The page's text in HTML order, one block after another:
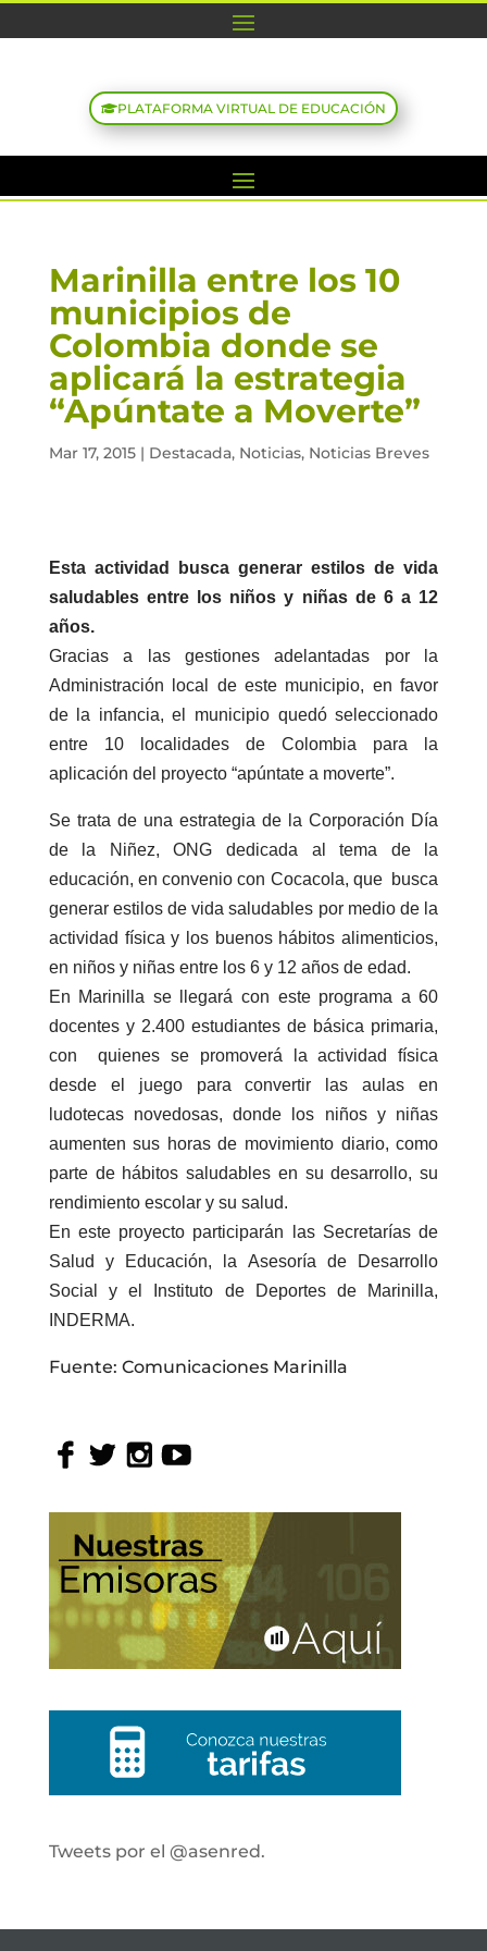
PLATAFORMA VIRTUAL DE EDUCACIÓN
Marinilla entre los 10
municipios de
Colombia donde se
aplicará la estrategia
“Apúntate a Moverte”
Mar 17, 2015| Destacada, Noticias, Noticias Breves
Esta actividad busca generar estilos de vida
saludables entre los niños y niñas de 6 a 12
años.
Gracias a las gestiones adelantadas por la
Administración local de este municipio, en favor
de la infancia, el municipio quedó seleccionado
entre 10 localidades de Colombia para la
aplicación del proyecto “apúntate a moverte”.
Se trata de una estrategia de la Corporación Día
de la Niñez, ONG dedicada al tema de la
educación, en convenio con Cocacola, que busca
generar estilos de vida saludables por medio de la
actividad física y los buenos hábitos alimenticios,
en niños y niñas entre los 6 y 12 años de edad.
En Marinilla se llegará con este programa a 60
docentes y 2.400 estudiantes de básica primaria,
con quienes se promoverá la actividad física
desde el juego para convertir las aulas en
ludotecas novedosas, donde los niños y niñas
aumenten sus horas de movimiento diario, como
parte de hábitos saludables en su desarrollo, su
rendimiento escolar y su salud.
En este proyecto participarán las Secretarías de
Salud y Educación, la Asesoría de Desarrollo
Social y el Instituto de Deportes de Marinilla,
INDERMA.
Fuente: Comunicaciones Marinilla
Tweets por el @asenred.